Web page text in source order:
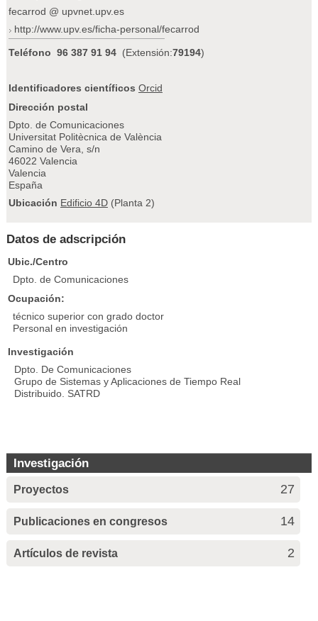
fecarrod @ upvnet.upv.es
http://www.upv.es/ficha-personal/fecarrod
Teléfono 96 387 91 94(Extensión:79194)
Identificadores científicos Orcid
Dirección postal
Dpto. de Comunicaciones
Universitat Politècnica de València
Camino de Vera, s/n
46022 Valencia
Valencia
España
Ubicación Edificio 4D(Planta 2)
Datos de adscripción
Ubic./Centro
Dpto. de Comunicaciones
Ocupación:
técnico superior con grado doctor
Personal en investigación
Investigación
Dpto. De Comunicaciones
Grupo de Sistemas y Aplicaciones de Tiempo Real
Distribuido. SATRD
Investigación
Proyectos 27
Publicaciones en congresos 14
Artículos de revista 2